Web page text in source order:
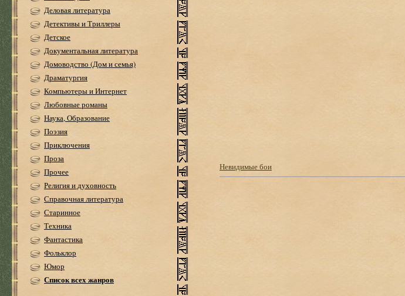
Деловая литература
Детективы и Триллеры
Детское
Документальная литература
Домоводство (Дом и семья)
Драматургия
Компьютеры и Интернет
Любовные романы
Наука, Образование
Поэзия
Приключения
Проза
Прочее
Религия и духовность
Справочная литература
Старинное
Техника
Фантастика
Фольклор
Юмор
Список всех жанров
Невидимые бои